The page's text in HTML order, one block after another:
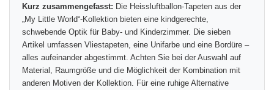
Kurz zusammengefasst: Die Heissluftballon-Tapeten aus der
„My Little World“-Kollektion bieten eine kindgerechte,
schwebende Optik für Baby- und Kinderzimmer. Die sieben
Artikel umfassen Vliestapeten, eine Unifarbe und eine Bordüre –
alles aufeinander abgestimmt. Achten Sie bei der Auswahl auf
Material, Raumgröße und die Möglichkeit der Kombination mit
anderen Motiven der Kollektion. Für eine ruhige Alternative